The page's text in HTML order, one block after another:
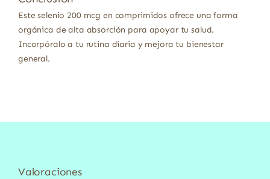
Este selenio 200 mcg en comprimidos ofrece una forma
orgánica de alta absorción para apoyar tu salud.
Incorpóralo a tu rutina diaria y mejora tu bienestar
general.
Valoraciones